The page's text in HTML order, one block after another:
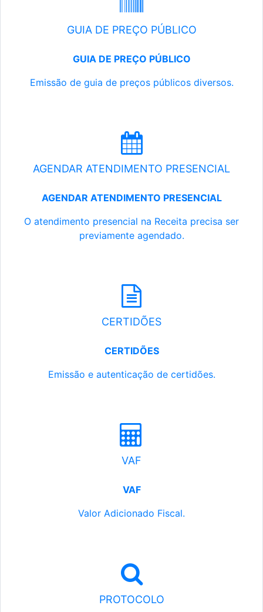
GUIA DE PREÇO PÚBLICO
GUIA DE PREÇO PÚBLICO
Emissão de guia de preços públicos diversos.
AGENDAR ATENDIMENTO PRESENCIAL
AGENDAR ATENDIMENTO PRESENCIAL
O atendimento presencial na Receita precisa ser
previamente agendado.
CERTIDÕES
CERTIDÕES
Emissão e autenticação de certidões.
VAF
VAF
Valor Adicionado Fiscal.
PROTOCOLO